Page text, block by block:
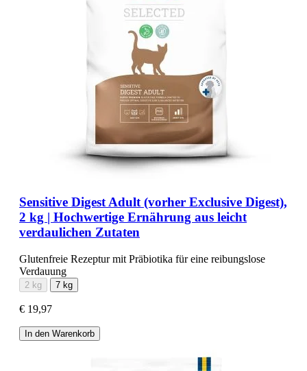
Sensitive Digest Adult (vorher Exclusive Digest),
2 kg | Hochwertige Ernährung aus leicht
verdaulichen Zutaten
Glutenfreie Rezeptur mit Präbiotika für eine reibungslose
Verdauung
2 kg 7 kg
€ 19,97
In den Warenkorb